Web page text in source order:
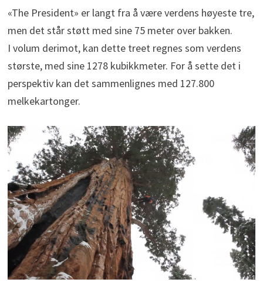
«The President» er langt fra å være verdens høyeste tre,
men det står støtt med sine 75 meter over bakken.
I volum derimot, kan dette treet regnes som verdens
største, med sine 1278 kubikkmeter. For å sette det i
perspektiv kan det sammenlignes med 127.800
melkekartonger.